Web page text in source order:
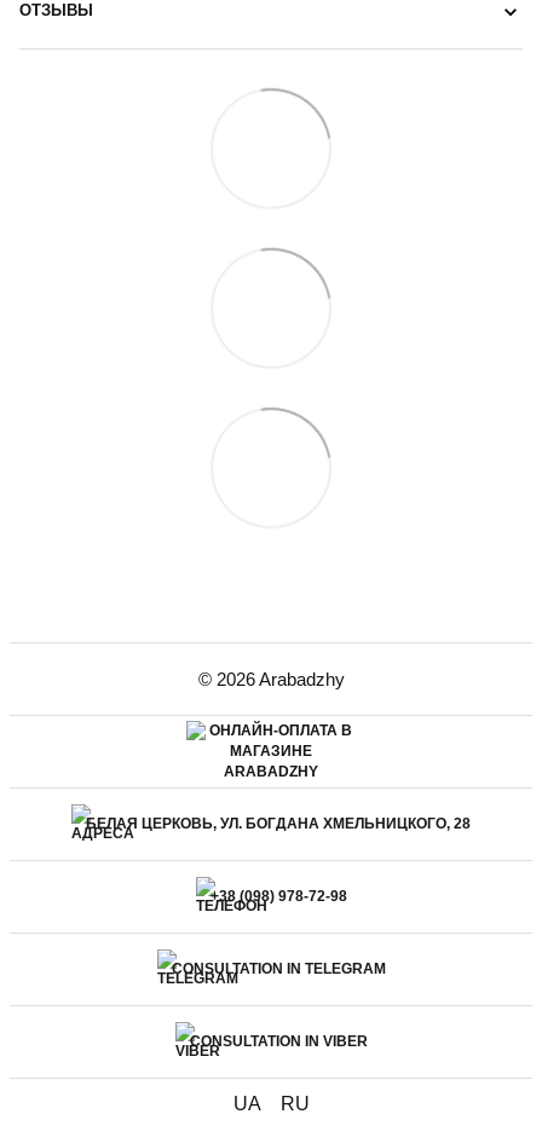
ОТЗЫВЫ
© 2026 Arabadzhy
БЕЛАЯ ЦЕРКОВЬ, УЛ. БОГДАНА ХМЕЛЬНИЦКОГО, 28
+38 (098) 978-72-98
CONSULTATION IN TELEGRAM
CONSULTATION IN VIBER
UA RU